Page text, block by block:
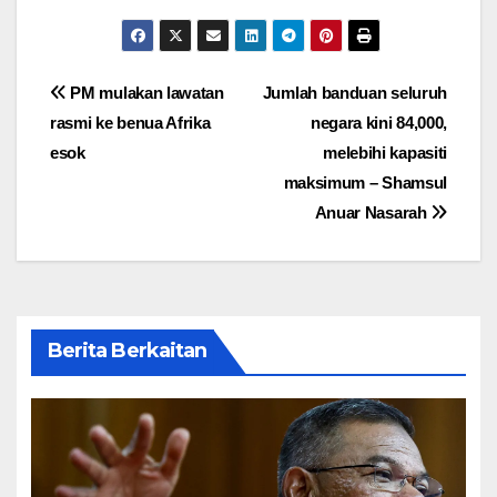
Post
navigation
Jumlah banduan seluruh
negara kini 84,000,
melebihi kapasiti
maksimum – Shamsul
Anuar Nasarah
PM mulakan lawatan
rasmi ke benua Afrika
esok
Berita Berkaitan